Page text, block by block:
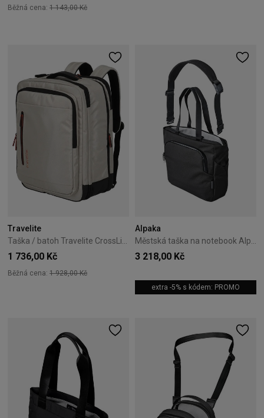
Běžná cena: 1 143,00 Kč
Travelite
1 736,00 Kč
Běžná cena: 1 928,00 Kč
Alpaka
3 218,00 Kč
extra -5% s kódem: PROMO